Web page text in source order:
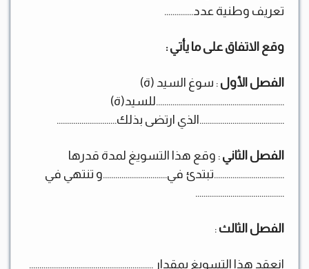
تعريف وطنية عدد…………..
وقع الاتفاق على ما يأتي :
الفصل الأول : سوغ السيد (ة)
……………………………………………………..للسيد(ة)
…………………………………..الذي ارتضى بذلك………………………..
الفصل الثاني : وقع هذا التسويغ لمدة قدرها
…………………………….تبتدئ في………………………….و تنتهي في
…………………………………….
الفصل الثالث :
انعقد هذا التسويغ بمقدار ……………………………………………………